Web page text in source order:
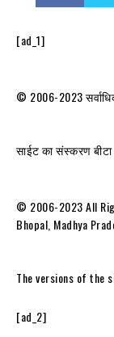
[ad_1]
© 2006-2023
साईट का संस्करण बीटा
© 2006-2023 All
Bhopal, Madhya
The versions of the
[ad_2]